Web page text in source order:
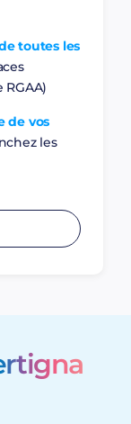
toutes les
de vos
les